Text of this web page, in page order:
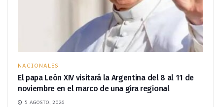
NACIONALES
El papa León XIV visitará la Argentina del 8 al 11 de
noviembre en el marco de una gira regional
5 AGOSTO, 2026